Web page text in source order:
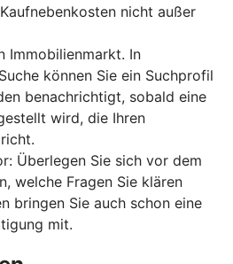
nicht außer
Immobilienmarkt. In
können Sie ein Suchprofil
benachrichtigt, sobald eine
wird, die Ihren
Überlegen Sie sich vor dem
welche Fragen Sie klären
bringen Sie auch schon eine
mit.